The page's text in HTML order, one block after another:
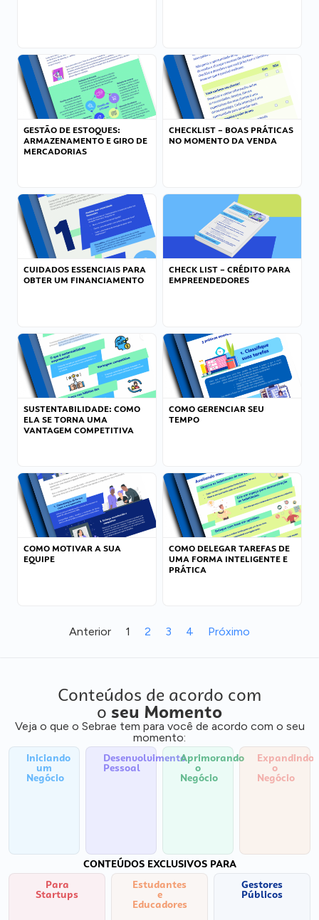
GESTÃO DE ESTOQUES:
ARMAZENAMENTO E GIRO DE
MERCADORIAS
CHECKLIST – BOAS PRÁTICAS
NO MOMENTO DA VENDA
CUIDADOS ESSENCIAIS PARA
OBTER UM FINANCIAMENTO
CHECK LIST – CRÉDITO PARA
EMPREENDEDORES
SUSTENTABILIDADE: COMO
ELA SE TORNA UMA
VANTAGEM COMPETITIVA
COMO GERENCIAR SEU
TEMPO
COMO MOTIVAR A SUA
EQUIPE
COMO DELEGAR TAREFAS DE
UMA FORMA INTELIGENTE E
PRÁTICA
Anterior 1 2 3 4 Próximo
Conteúdos de acordo com
o seu Momento
Veja o que o Sebrae tem para você de acordo com o seu
momento:
Iniciando
um
Negócio
Desenvolvimento
Pessoal
Aprimorando
o
Negócio
Expandindo
o
Negócio
CONTEÚDOS EXCLUSIVOS PARA
Para
Startups
Estudantes
e
Educadores
Gestores
Públicos